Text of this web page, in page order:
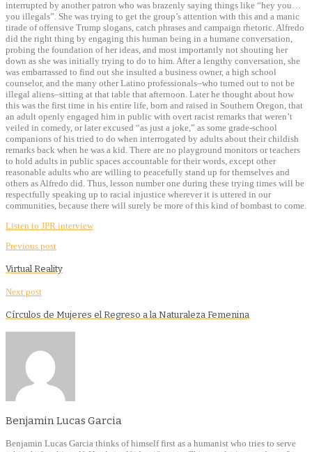
interrupted by another patron who was brazenly saying things like “hey you…
you illegals”. She was trying to get the group’s attention with this and a manic
tirade of offensive Trump slogans, catch phrases and campaign rhetoric. Alfredo
did the right thing by engaging this human being in a humane conversation,
probing the foundation of her ideas, and most importantly not shouting her
down as she was initially trying to do to him. After a lengthy conversation, she
was embarrassed to find out she insulted a business owner, a high school
counselor, and the many other Latino professionals–who turned out to not be
illegal aliens–sitting at that table that afternoon. Later he thought about how
this was the first time in his entire life, born and raised in Southern Oregon, that
an adult openly engaged him in public with overt racist remarks that weren’t
veiled in comedy, or later excused “as just a joke,” as some grade-school
companions of his tried to do when interrogated by adults about their childish
remarks back when he was a kid. There are no playground monitors or teachers
to hold adults in public spaces accountable for their words, except other
reasonable adults who are willing to peacefully stand up for themselves and
others as Alfredo did. Thus, lesson number one during these trying times will be
respectfully speaking up to racial injustice wherever it is uttered in our
communities, because there will surely be more of this kind of bombast to come.
Listen to JPR interview
Previous post
Virtual Reality
Next post
Círculos de Mujeres el Regreso a la Naturaleza Femenina
Benjamin Lucas Garcia
Benjamin Lucas Garcia thinks of himself first as a humanist who tries to serve